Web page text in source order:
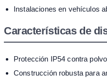
Instalaciones en vehículos
Características de
Protección IP54 contra
Construcción robusta para